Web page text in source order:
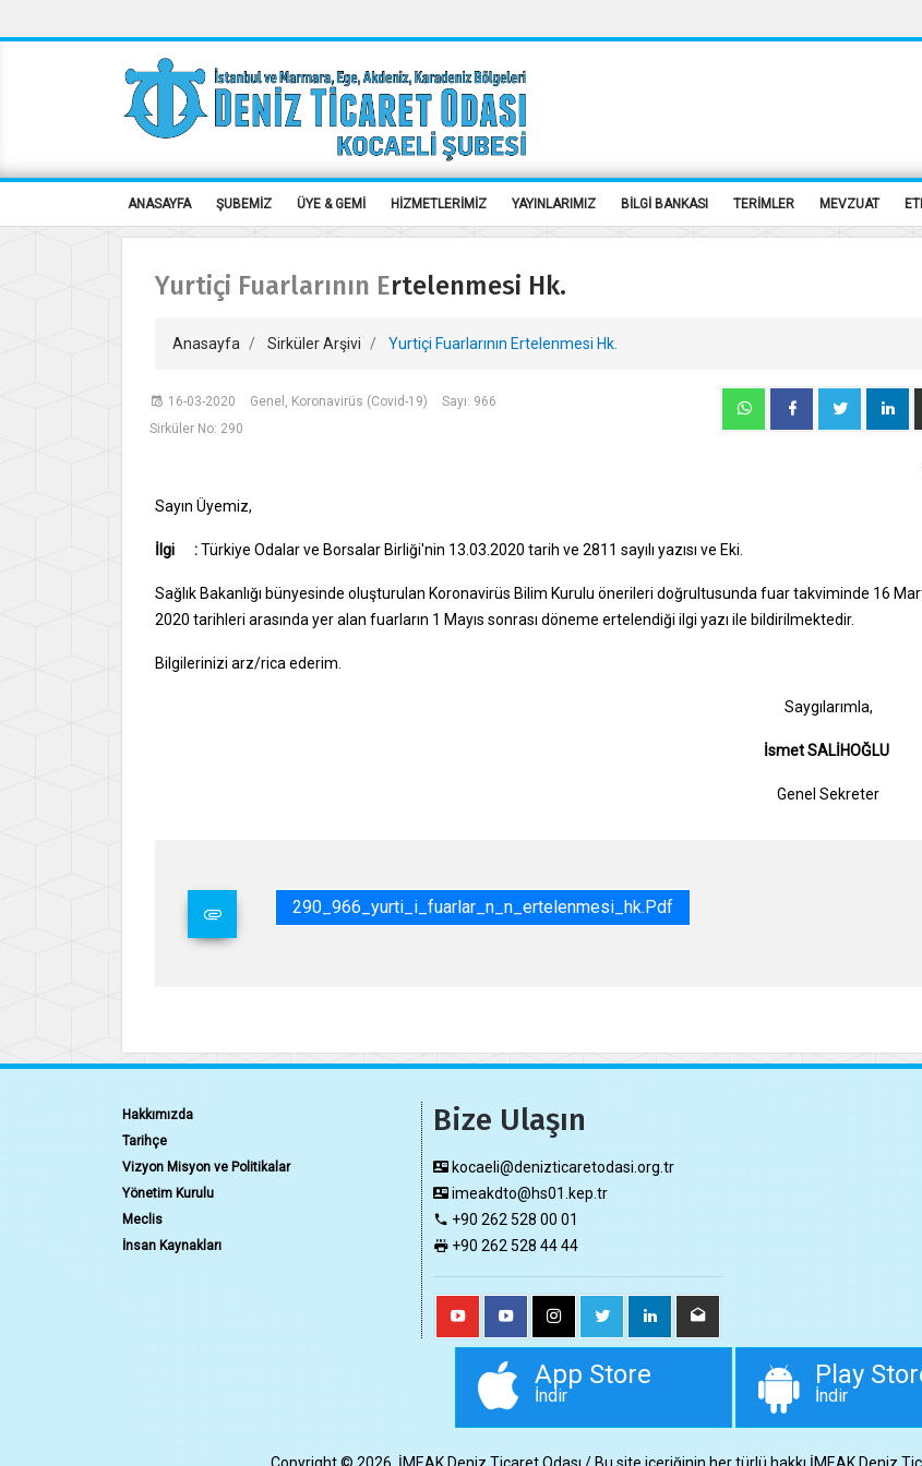
ANASAYFA ŞUBEMİZ ÜYE & GEMİ HİZMETLERİMİZ YAYINLARIMIZ BİLGİ BANKASI TERİMLER MEVZUAT
Yurtiçi Fuarlarının Ertelenmesi Hk.
Anasayfa Sirküler Arşivi Yurtiçi Fuarlarının Ertelenmesi Hk.
16-03-2020 Genel, Koronavirüs (Covid-19)
Sayı: 966
Sirküler No: 290
Sayın Üyemiz,
İlgi :Türkiye Odalar ve Borsalar Birliği'nin 13.03.2020 tarih ve 2811 sayılı yazısı ve Eki.
Sağlık Bakanlığı bünyesinde oluşturulan Koronavirüs Bilim Kurulu önerileri doğrultusunda fuar takviminde 16
2020 tarihleri arasında yer alan fuarların 1 Mayıs sonrası döneme ertelendiği ilgi yazı ile bildirilmektedir.
Bilgilerinizi arz/rica ederim.
İsmet
Genel
290_966_yurti_i_fuarlar_n_n_ertelenmesi_hk.pdf
Hakkımızda
Tarihçe
Vizyon Misyon ve Politikalar
Yönetim Kurulu
Meclis
İnsan Kaynakları
Bize Ulaşın
kocaeli@denizticaretodasi.org.tr
imeakdto@hs01.kep.tr
+90 262 528 00 01
+90 262 528 44 44
App Store
İndir
Play
İndir